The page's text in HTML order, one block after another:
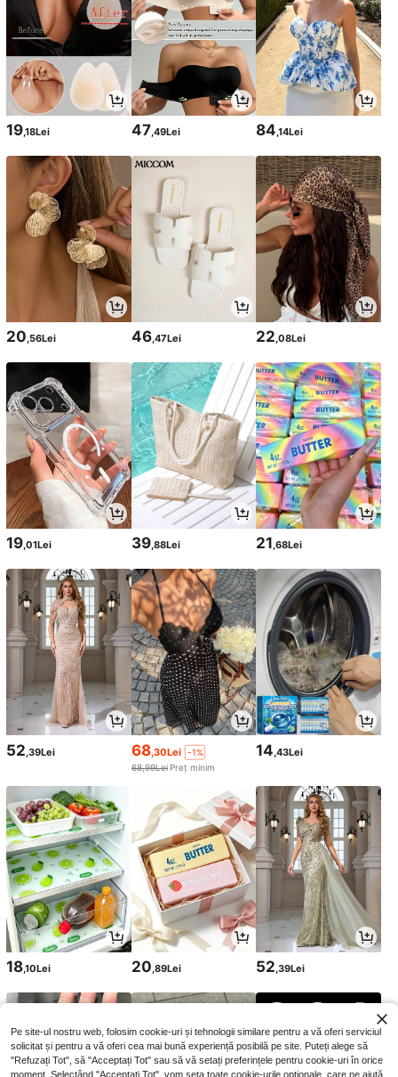
19,18Lei 47 ,49Lei 84 ,14Lei
20,56Lei 46,47Lei 22,08Lei
19,01Lei 39,88Lei 21,68Lei
52 ,39Lei 68,30Lei
-1%
68,99Lei Preț minim
14 ,43Lei
18,10Lei 20 ,89Lei 52 ,39Lei
Pe site-ul nostru web, folosim cookie-uri și tehnologii similare pentru a vă oferi serviciul
solicitat și pentru a vă oferi cea mai bună experiență posibilă pe site. Puteți alege să
"Refuzați Tot", să "Acceptați Tot" sau să vă setați preferințele pentru cookie-uri în orice
moment. Selectând "Acceptați Tot", vom seta toate cookie-urile opționale, care ne ajută